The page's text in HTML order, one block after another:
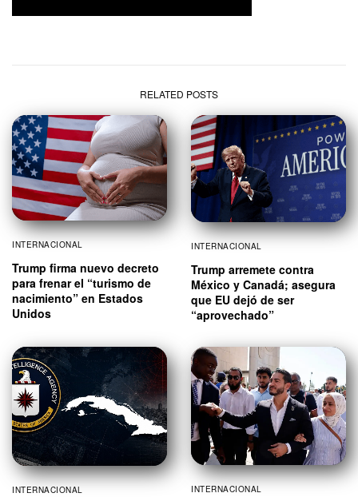
RELATED POSTS
INTERNACIONAL
Trump firma nuevo decreto
para frenar el “turismo de
nacimiento” en Estados
Unidos
INTERNACIONAL
Trump arremete contra
México y Canadá; asegura
que EU dejó de ser
“aprovechado”
INTERNACIONAL INTERNACIONAL